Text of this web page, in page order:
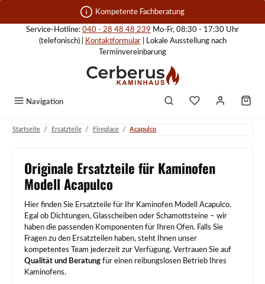
Zum Hauptinhalt springen Kompetente Fachberatung
Service-Hotline: 040 - 28 48 48 239 Mo-Fr, 08:30 - 17:30 Uhr
(telefonisch) |
Kontaktformular| Lokale Ausstellung nach
Terminvereinbarung
Navigation
Startseite / Ersatzteile / Fireplace / Acapulco
Originale Ersatzteile für Kaminofen
Modell Acapulco
Hier finden Sie Ersatzteile für Ihr Kaminofen Modell Acapulco.
Egal ob Dichtungen, Glasscheiben oder Schamottsteine – wir
haben die passenden Komponenten für Ihren Ofen. Falls Sie
Fragen zu den Ersatzteilen haben, steht Ihnen unser
kompetentes Team jederzeit zur Verfügung. Vertrauen Sie auf
Qualität und Beratung für einen reibungslosen Betrieb Ihres
Kaminofens.